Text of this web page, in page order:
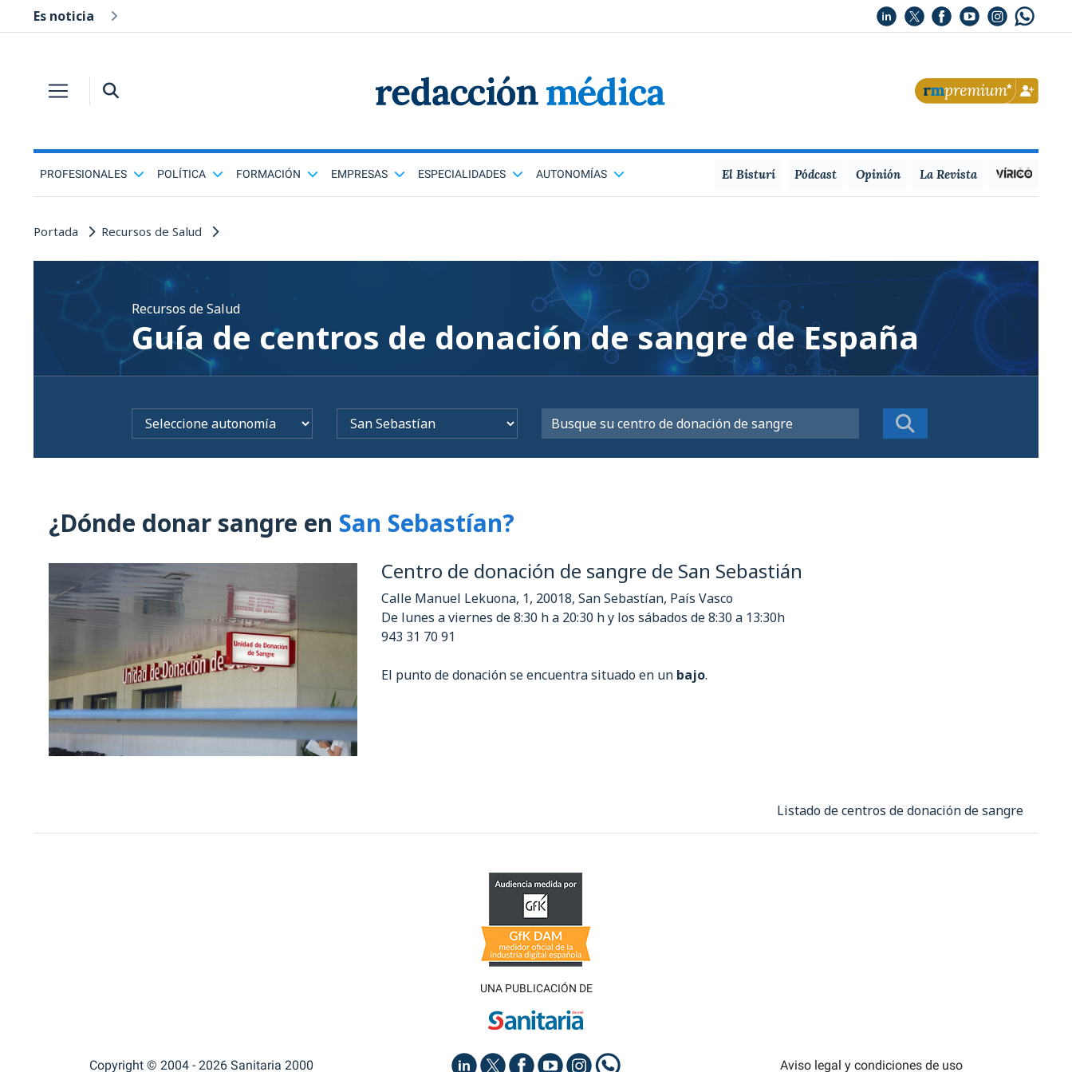
Es noticia
PROFESIONALES POLÍTICA FORMACIÓN EMPRESAS ESPECIALIDADES AUTONOMÍAS El Bisturí Pódcast Opinión La Revista
Portada Recursos de Salud
Recursos de Salud
Guía de centros de donación de sangre de España
¿Dónde donar sangre en San Sebastían?
Centro de donación de sangre de San Sebastián
Calle Manuel Lekuona, 1, 20018, San Sebastían, País Vasco
De lunes a viernes de 8:30 h a 20:30 h y los sábados de 8:30 a 13:30h
943 31 70 91
El punto de donación se encuentra situado en un bajo.
Listado de centros de donación de sangre
UNA PUBLICACIÓN DE
Copyright © 2004 - 2026 Sanitaria 2000 Aviso legal y condiciones de uso